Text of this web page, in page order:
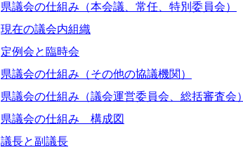
県議会の仕組み（本会議、常任、特別委員会）
現在の議会内組織
定例会と臨時会
県議会の仕組み（その他の協議機関）
県議会の仕組み（議会運営委員会、総括審査会）
県議会の仕組み 構成図
議長と副議長